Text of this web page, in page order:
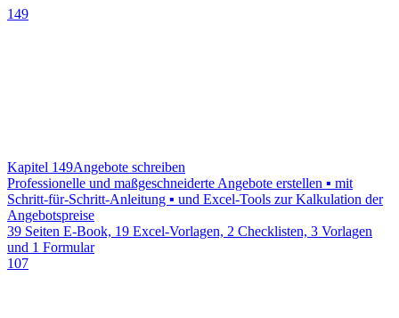
149
Kapitel 149Angebote schreiben
Professionelle und maßgeschneiderte Angebote erstellen ▪ mit
Schritt-für-Schritt-Anleitung ▪ und Excel-Tools zur Kalkulation der
Angebotspreise
39 Seiten E-Book, 19 Excel-Vorlagen, 2 Checklisten, 3 Vorlagen
und 1 Formular
107